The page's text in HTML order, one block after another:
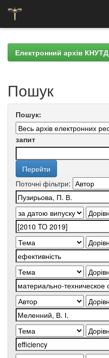
navigationЕлектронний архів КНУТД
Пошук
Пошук:
запит
Поточні фільтри: